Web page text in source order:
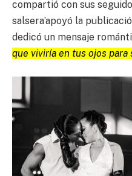
compartió con sus
salsera’apoyó la
dedicó un mensaje
que viviría en tus ojos para